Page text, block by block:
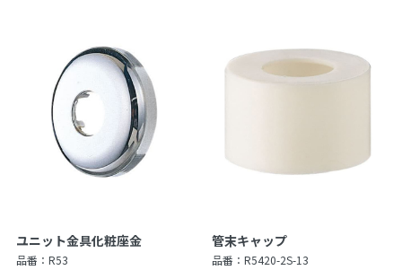
ユニット金具化粧座金
品番： R53
管末キャップ
品番：R5420-2S-13